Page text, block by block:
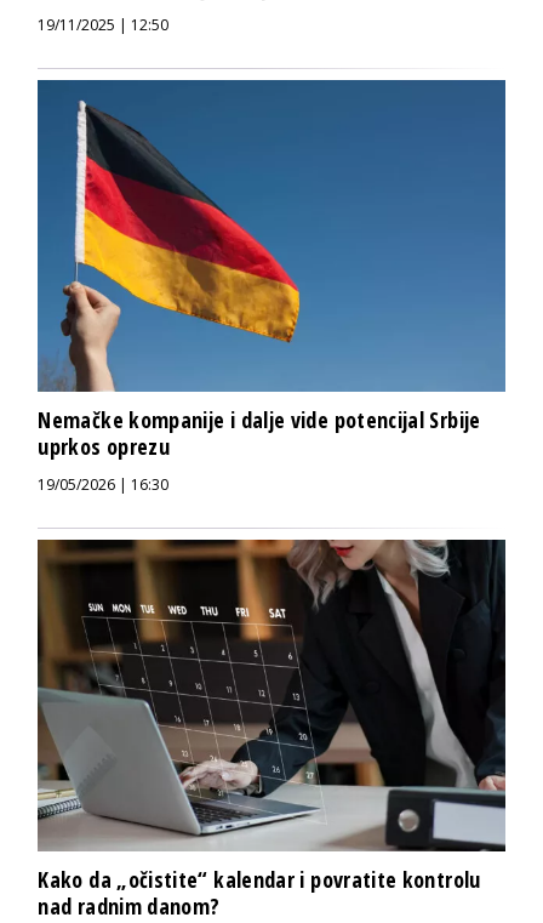
19/11/2025 | 12:50
Nemačke kompanije i dalje vide potencijal Srbije
uprkos oprezu
19/05/2026 | 16:30
Kako da „očistite“ kalendar i povratite kontrolu
nad radnim danom?